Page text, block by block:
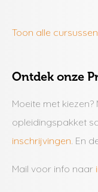
Toon alle cursussen
Ontdek onze
Moeite met kiezen?
opleidingspakket
inschrijvingen. En
Mail voor info naar